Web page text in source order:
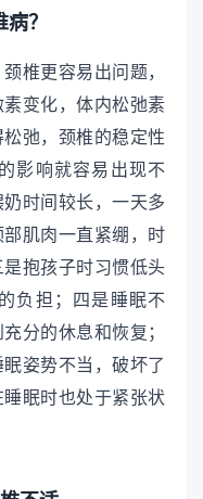
？
椎更容易出问题，
变化，体内松弛素
弛，颈椎的稳定性
影响就容易出现不
时间较长，一天多
肌肉一直紧绷，时
抱孩子时习惯低头
负担；四是睡眠不
分的休息和恢复；
姿势不当，破坏了
眠时也处于紧张状